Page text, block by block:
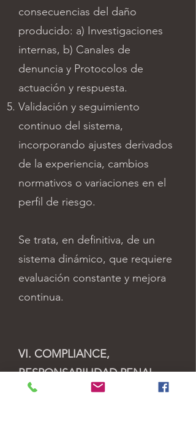
consecuencias del daño
producido: a) Investigaciones
internas, b) Canales de
denuncia y Protocolos de
actuación y respuesta.
Validación y seguimiento
continuo del sistema,
incorporando ajustes derivados
de la experiencia, cambios
normativos o variaciones en el
perfil de riesgo.
Se trata, en definitiva, de un
sistema dinámico, que requiere
evaluación constante y mejora
continua.
VI. COMPLIANCE,
RESPONSABILIDAD PENAL
CORPORATIVA Y